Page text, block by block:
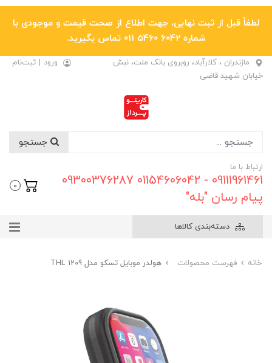
لطفاً قبل از ثبت نهایی، جهت اطلاع از صحت قیمت و موجودی با
شماره 6042 5460 011 تماس بگیرید.
مازندران ، کلارآباد، روبروی بانک ملت، نبش
خیابان شهید قاضی
ورود | ثبت‌نام
ارتباط با ما
09111961461 - 01154606042 09300376287
پیام رسان "بله"
0
دسته‌بندی کالاها
خانه فهرست محصولات هولدر موبایل تسکو مدل THL 1209